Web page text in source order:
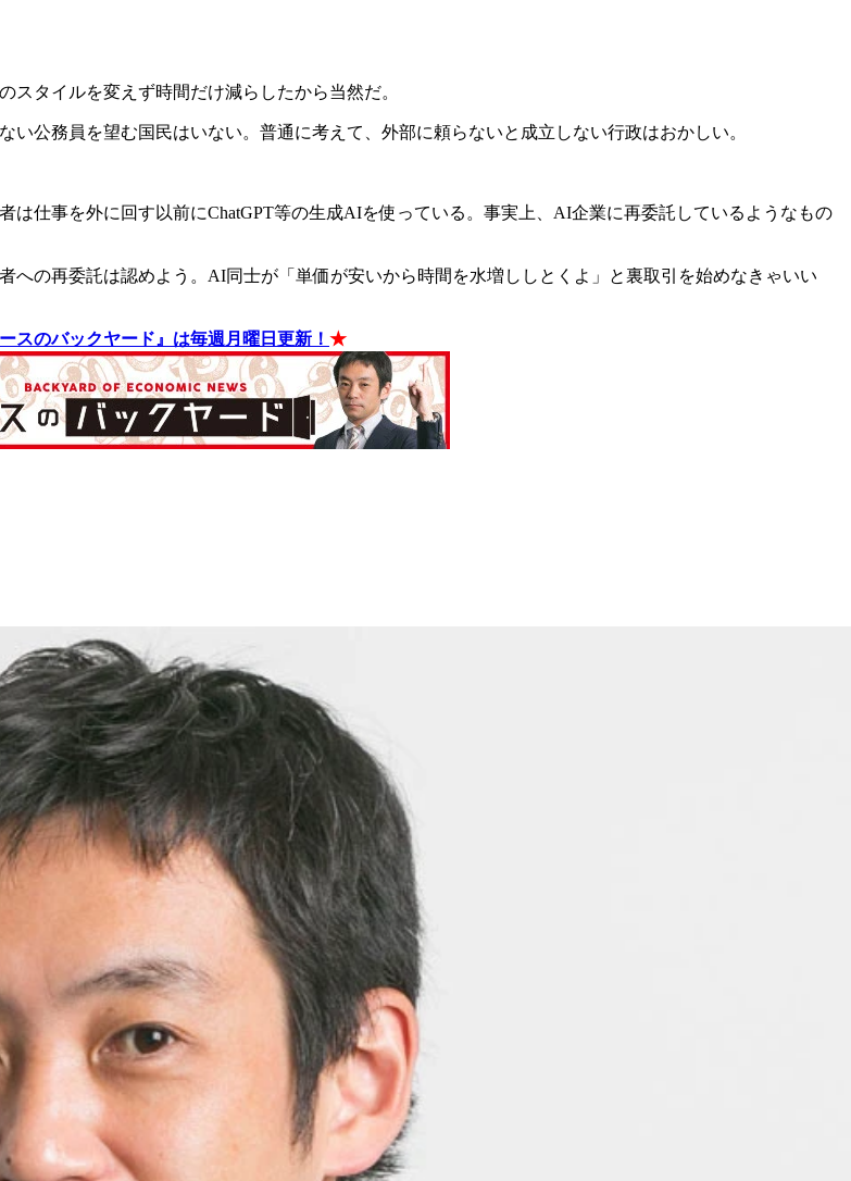
タイルを変えず時間だけ減らしたから当然だ。
公務員を望む国民はいない。普通に考えて、外部に頼らないと成立しない行政はおかしい。
仕事を外に回す以前にChatGPT等の生成AIを使っている。事実上、AI企業に再委託しているようなもの
の再委託は認めよう。AI同士が「単価が安いから時間を水増ししとくよ」と裏取引を始めなきゃいい
ースのバックヤード』は毎週月曜日更新！ ★